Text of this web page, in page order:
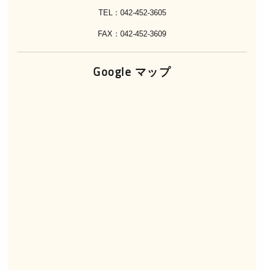
TEL：042-452-3605
FAX：042-452-3609
Google マップ